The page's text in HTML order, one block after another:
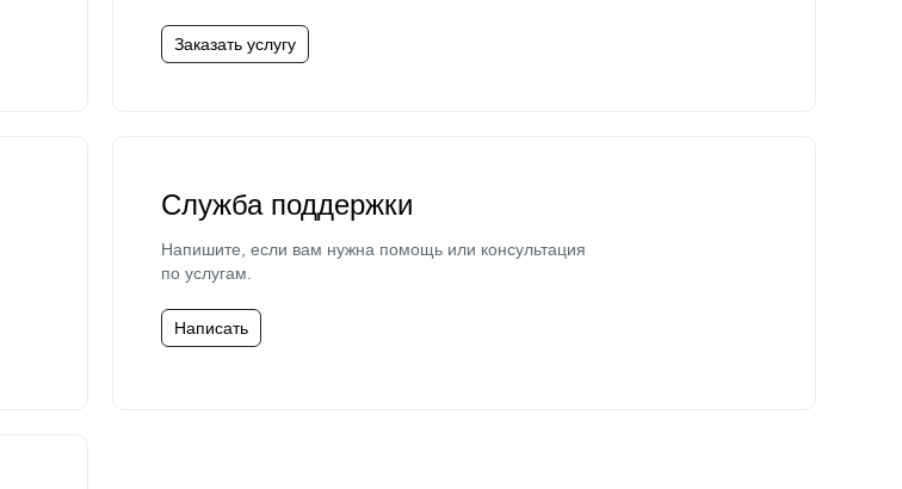
Заказать услугу
Служба поддержки
Напишите, если вам нужна помощь или консультация
по услугам.
Написать